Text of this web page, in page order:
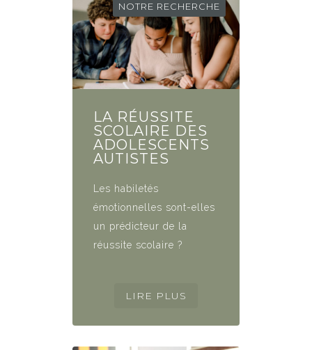
NOTRE RECHERCHE
LA RÉUSSITE
SCOLAIRE DES
ADOLESCENTS
AUTISTES
Les habiletés
émotionnelles sont-elles
un prédicteur de la
réussite scolaire ?